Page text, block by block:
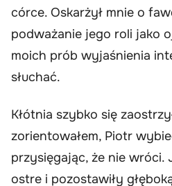
córce. Oskarżył mnie o
podważanie jego roli jako
moich prób wyjaśnienia
słuchać.
Kłótnia szybko się
zorientowałem, Piotr
przysięgając, że nie wróci.
ostre i pozostawiły